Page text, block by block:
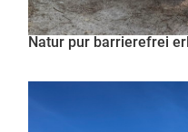
Natur pur barrierefrei